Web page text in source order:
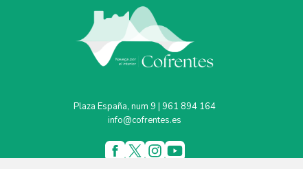
Plaza España, num 9 | 961 894 164
info@cofrentes.es